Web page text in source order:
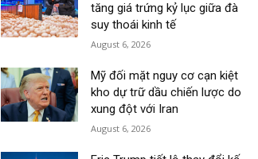
tăng giá trứng kỷ lục giữa đà
suy thoái kinh tế
August 6, 2026
Mỹ đối mặt nguy cơ cạn kiệt
kho dự trữ dầu chiến lược do
xung đột với Iran
August 6, 2026